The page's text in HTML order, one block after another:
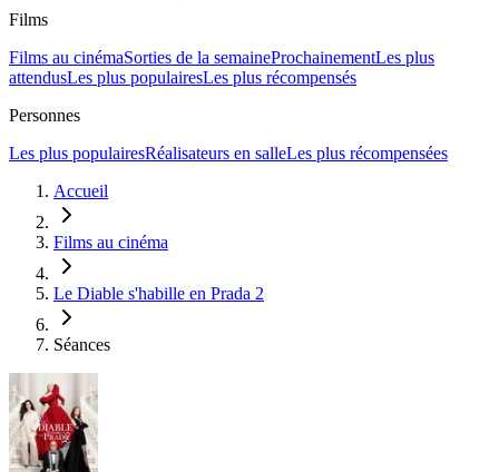
Films
Films au cinémaSorties de la semaineProchainementLes plus
attendusLes plus populairesLes plus récompensés
Personnes
Les plus populairesRéalisateurs en salleLes plus récompensées
Accueil
Films au cinéma
Le Diable s'habille en Prada 2
Séances